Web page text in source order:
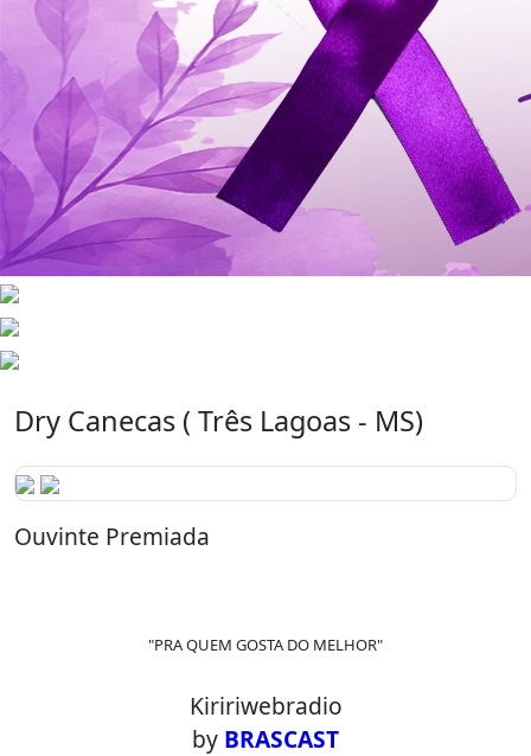
Dry Canecas ( Três Lagoas - MS)
Ouvinte Premiada
"PRA QUEM GOSTA DO MELHOR"
Kiririwebradio
by BRASCAST